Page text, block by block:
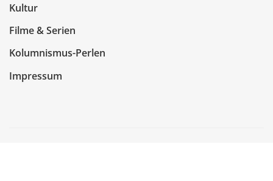
Kultur
Filme & Serien
Kolumnismus-Perlen
Impressum